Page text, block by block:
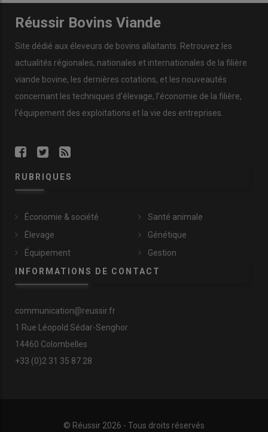
Réussir Bovins Viande
Site dédié aux éleveurs de bovins allaitants. Retrouvez les
actualités régionales, nationales et internationales de la filière
viande bovine, les dernières cotations, et les nouveautés
concernant les techniques d’élevage, l’économie de la filière,
l’équipement des exploitations et la vie des entreprises.
RUBRIQUES
Économie & société
Élevage
Équipement
Santé animale
Génétique
Gestion
INFORMATIONS DE CONTACT
communication@reussir.fr
1 Rue Léopold Sédar-Senghor
14460 Colombelles
+33 (0)2 31 35 87 28
© Réussir 2026 - Tous droits réservés